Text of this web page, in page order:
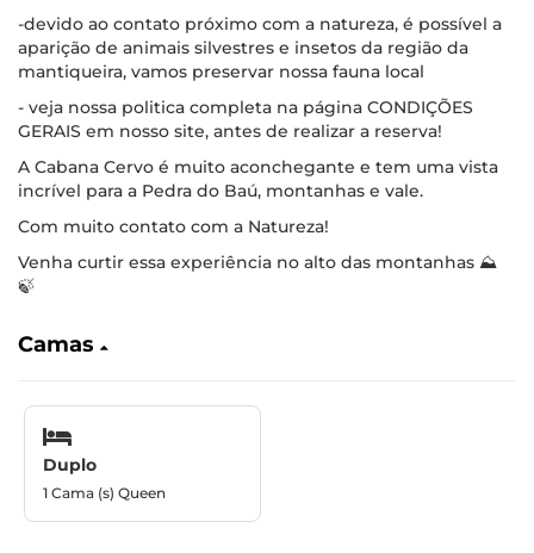
-devido ao contato próximo com a natureza, é possível a
aparição de animais silvestres e insetos da região da
mantiqueira, vamos preservar nossa fauna local
- veja nossa politica completa na página CONDIÇÕES
GERAIS em nosso site, antes de realizar a reserva!
A Cabana Cervo é muito aconchegante e tem uma vista
incrível para a Pedra do Baú, montanhas e vale.
Com muito contato com a Natureza!
Venha curtir essa experiência no alto das montanhas ⛰️
🍃
Camas
Duplo
1 Cama (s) Queen